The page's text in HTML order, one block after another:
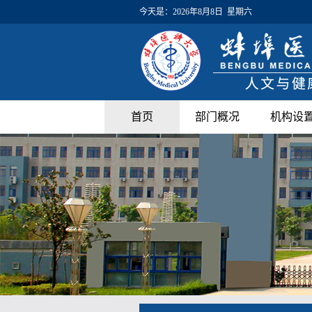
今天是： 2026年8月8日 星期六
首页 部门概况 机构设